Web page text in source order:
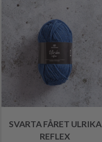
SVARTA FÅRET ULRIKA
REFLEX